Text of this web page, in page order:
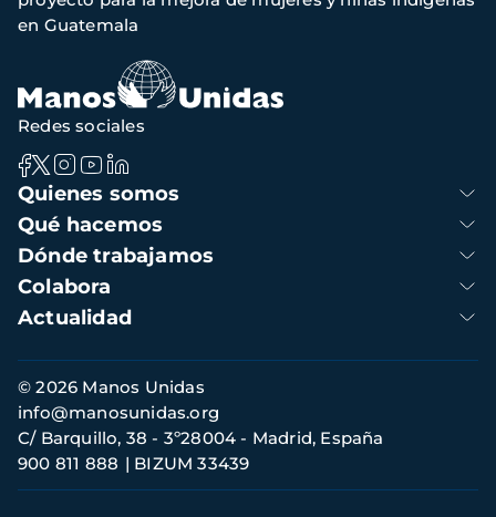
en Guatemala
Navegación
principal
Quienes somos
Qué hacemos
Dónde trabajamos
Colabora
Actualidad
Redes sociales
Información
de
contacto
© 2026 Manos Unidas
C/ Barquillo, 38 - 3º28004 - Madrid, España
900 811 888
BIZUM 33439
info@manosunidas.org